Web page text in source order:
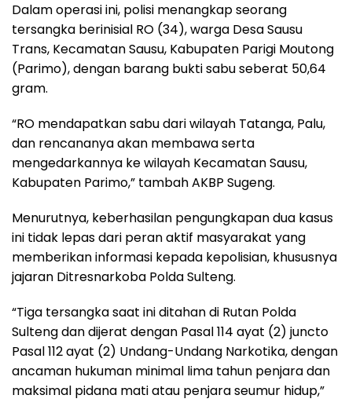
Dalam operasi ini, polisi menangkap seorang
tersangka berinisial RO (34), warga Desa Sausu
Trans, Kecamatan Sausu, Kabupaten Parigi Moutong
(Parimo), dengan barang bukti sabu seberat 50,64
gram.
“RO mendapatkan sabu dari wilayah Tatanga, Palu,
dan rencananya akan membawa serta
mengedarkannya ke wilayah Kecamatan Sausu,
Kabupaten Parimo,” tambah AKBP Sugeng.
Menurutnya, keberhasilan pengungkapan dua kasus
ini tidak lepas dari peran aktif masyarakat yang
memberikan informasi kepada kepolisian, khususnya
jajaran Ditresnarkoba Polda Sulteng.
“Tiga tersangka saat ini ditahan di Rutan Polda
Sulteng dan dijerat dengan Pasal 114 ayat (2) juncto
Pasal 112 ayat (2) Undang-Undang Narkotika, dengan
ancaman hukuman minimal lima tahun penjara dan
maksimal pidana mati atau penjara seumur hidup,”